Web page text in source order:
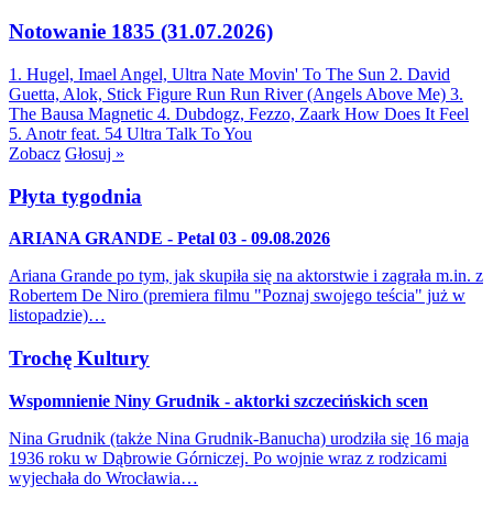
Notowanie 1835 (31.07.2026)
1. Hugel, Imael Angel, Ultra Nate Movin' To The Sun 2. David
Guetta, Alok, Stick Figure Run Run River (Angels Above Me) 3.
The Bausa Magnetic 4. Dubdogz, Fezzo, Zaark How Does It Feel
5. Anotr feat. 54 Ultra Talk To You
Zobacz Głosuj »
Płyta tygodnia
ARIANA GRANDE - Petal 03 - 09.08.2026
Ariana Grande po tym, jak skupiła się na aktorstwie i zagrała m.in. z
Robertem De Niro (premiera filmu "Poznaj swojego teścia" już w
listopadzie)…
Trochę Kultury
Wspomnienie Niny Grudnik - aktorki szczecińskich scen
Nina Grudnik (także Nina Grudnik-Banucha) urodziła się 16 maja
1936 roku w Dąbrowie Górniczej. Po wojnie wraz z rodzicami
wyjechała do Wrocławia…